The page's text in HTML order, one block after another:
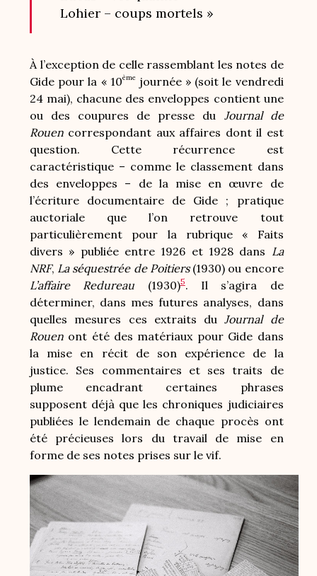
Lohier – coups mortels »
À l’exception de celle rassemblant les notes de
Gide pour la « 10èmejournée » (soit le vendredi
24 mai), chacune des enveloppes contient une
ou des coupures de presse du Journal de
Rouen correspondant aux affaires dont il est
question. Cette récurrence est
caractéristique – comme le classement dans
des enveloppes – de la mise en œuvre de
l’écriture documentaire de Gide ; pratique
auctoriale que l’on retrouve tout
particulièrement pour la rubrique « Faits
divers » publiée entre 1926 et 1928 dans La
NRF, La séquestrée de Poitiers (1930) ou encore
L’affaire Redureau (1930)5. Il s’agira de
déterminer, dans mes futures analyses, dans
quelles mesures ces extraits duJournal de
Rouen ont été des matériaux pour Gide dans
la mise en récit de son expérience de la
justice. Ses commentaires et ses traits de
plume encadrant certaines phrases
supposent déjà que les chroniques judiciaires
publiées le lendemain de chaque procès ont
été précieuses lors du travail de mise en
forme de ses notes prises sur le vif.
Image